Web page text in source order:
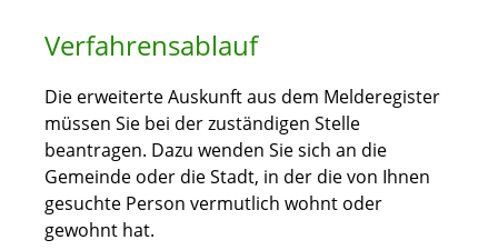
Verfahrensablauf
Die erweiterte Auskunft aus dem Melderegister
müssen Sie bei der zuständigen Stelle
beantragen. Dazu wenden Sie sich an die
Gemeinde oder die Stadt, in der die von Ihnen
gesuchte Person vermutlich wohnt oder
gewohnt hat.